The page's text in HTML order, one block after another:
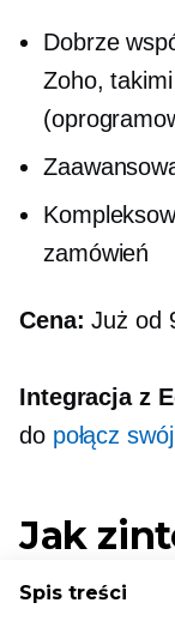
Dobrze
Zoho,
zamówień
Cena:Już od
Integracja z
do połącz
Jak
Ecwid z
Spis treści